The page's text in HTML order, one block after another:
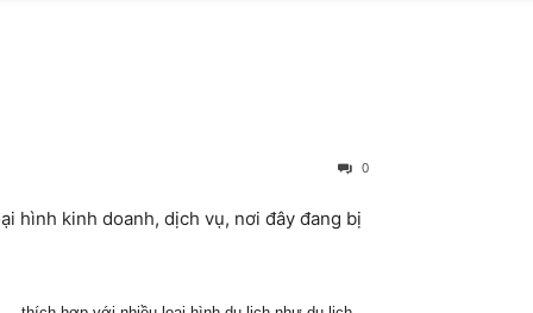
0
hình kinh doanh, dịch vụ, nơi đây đang bị